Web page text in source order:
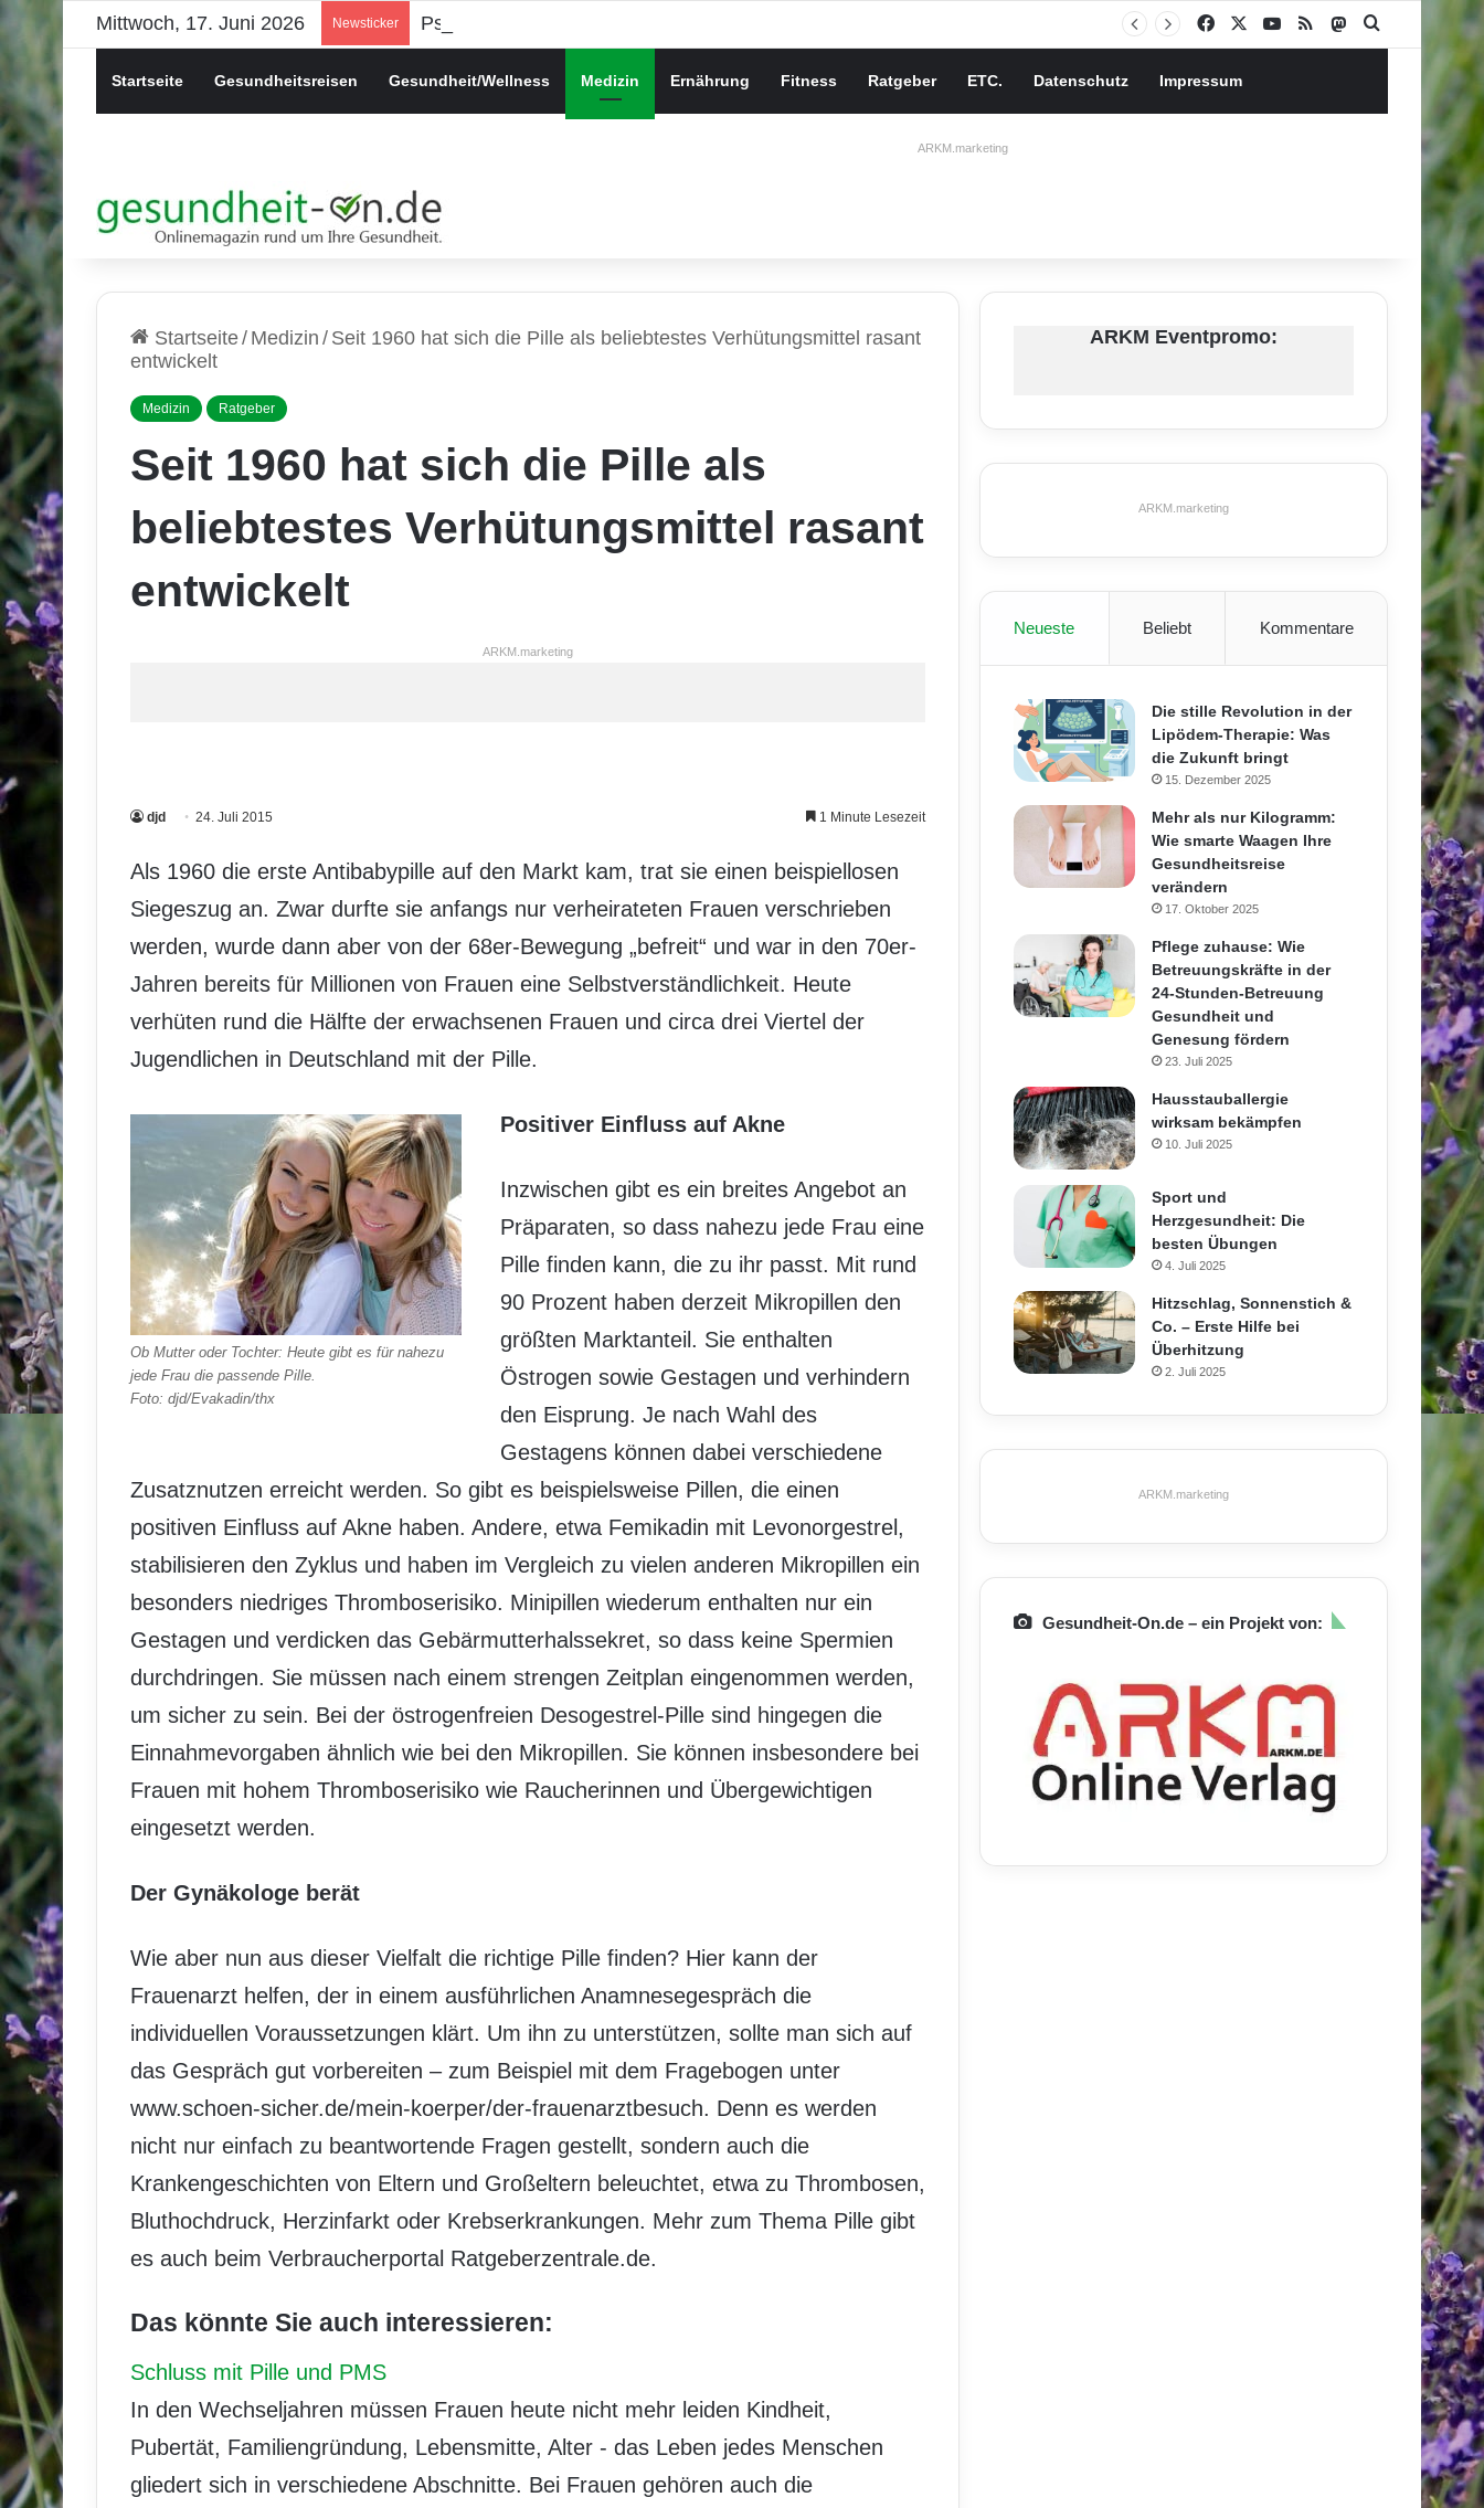
Mittwoch, 17. Juni 2026 Newsticker Psychische Gesundheit bei Jugendlichen Facebook YouTube
RSS MastodonSuchen nach
Startseite Gesundheitsreisen Gesundheit/Wellness Medizin Ernährung Fitness Ratgeber ETC. Datenschutz Impressum
ARKM.marketing
Startseite/ Medizin / Seit 1960 hat sich die Pille als beliebtestes Verhütungsmittel rasant
entwickelt
Medizin Ratgeber
Seit 1960 hat sich die Pille als
beliebtestes Verhütungsmittel rasant
entwickelt
ARKM.marketing
djd 24. Juli 2015 1 Minute Lesezeit
Als 1960 die erste Antibabypille auf den Markt kam, trat sie einen beispiellosen
Siegeszug an. Zwar durfte sie anfangs nur verheirateten Frauen verschrieben
werden, wurde dann aber von der 68er-Bewegung „befreit“ und war in den 70er-
Jahren bereits für Millionen von Frauen eine Selbstverständlichkeit. Heute
verhüten rund die Hälfte der erwachsenen Frauen und circa drei Viertel der
Jugendlichen in Deutschland mit der Pille.
Ob Mutter oder Tochter: Heute gibt es für nahezu
jede Frau die passende Pille.
Foto: djd/Evakadin/thx
Positiver Einfluss auf Akne
Inzwischen gibt es ein breites Angebot an
Präparaten, so dass nahezu jede Frau eine
Pille finden kann, die zu ihr passt. Mit rund
90 Prozent haben derzeit Mikropillen den
größten Marktanteil. Sie enthalten
Östrogen sowie Gestagen und verhindern
den Eisprung. Je nach Wahl des
Gestagens können dabei verschiedene
Zusatznutzen erreicht werden. So gibt es beispielsweise Pillen, die einen
positiven Einfluss auf Akne haben. Andere, etwa Femikadin mit Levonorgestrel,
stabilisieren den Zyklus und haben im Vergleich zu vielen anderen Mikropillen ein
besonders niedriges Thromboserisiko. Minipillen wiederum enthalten nur ein
Gestagen und verdicken das Gebärmutterhalssekret, so dass keine Spermien
durchdringen. Sie müssen nach einem strengen Zeitplan eingenommen werden,
um sicher zu sein. Bei der östrogenfreien Desogestrel-Pille sind hingegen die
Einnahmevorgaben ähnlich wie bei den Mikropillen. Sie können insbesondere bei
Frauen mit hohem Thromboserisiko wie Raucherinnen und Übergewichtigen
eingesetzt werden.
Der Gynäkologe berät
Wie aber nun aus dieser Vielfalt die richtige Pille finden? Hier kann der
Frauenarzt helfen, der in einem ausführlichen Anamnesegespräch die
individuellen Voraussetzungen klärt. Um ihn zu unterstützen, sollte man sich auf
das Gespräch gut vorbereiten – zum Beispiel mit dem Fragebogen unter
www.schoen-sicher.de/mein-koerper/der-frauenarztbesuch. Denn es werden
nicht nur einfach zu beantwortende Fragen gestellt, sondern auch die
Krankengeschichten von Eltern und Großeltern beleuchtet, etwa zu Thrombosen,
Bluthochdruck, Herzinfarkt oder Krebserkrankungen. Mehr zum Thema Pille gibt
es auch beim Verbraucherportal Ratgeberzentrale.de.
Das könnte Sie auch interessieren:
Schluss mit Pille und PMS
In den Wechseljahren müssen Frauen heute nicht mehr leiden Kindheit,
Pubertät, Familiengründung, Lebensmitte, Alter - das Leben jedes Menschen
gliedert sich in verschiedene Abschnitte. Bei Frauen gehören auch die
ARKM Eventpromo:
ARKM.marketing
Neueste Beliebt Kommentare
Die stille Revolution in der
Lipödem-Therapie: Was
die Zukunft bringt
15. Dezember 2025
Mehr als nur Kilogramm:
Wie smarte Waagen Ihre
Gesundheitsreise
verändern
17. Oktober 2025
Pflege zuhause: Wie
Betreuungskräfte in der
24-Stunden-Betreuung
Gesundheit und
Genesung fördern
23. Juli 2025
Hausstauballergie
wirksam bekämpfen
10. Juli 2025
Sport und
Herzgesundheit: Die
besten Übungen
4. Juli 2025
Hitzschlag, Sonnenstich &
Co. – Erste Hilfe bei
Überhitzung
2. Juli 2025
ARKM.marketing
Gesundheit-On.de – ein Projekt von: